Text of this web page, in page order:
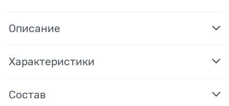
Описание
Характеристики
Состав